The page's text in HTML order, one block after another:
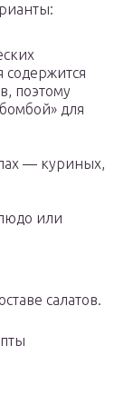
содержится
поэтому
для
— куриных,
или
салатов.